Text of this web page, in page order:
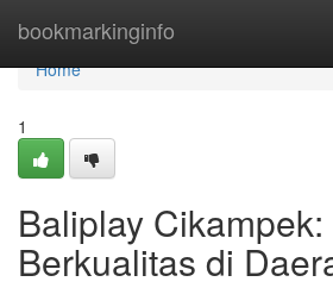
bookmarkinginfo
Home
Home
1
Baliplay
Berkualitas di